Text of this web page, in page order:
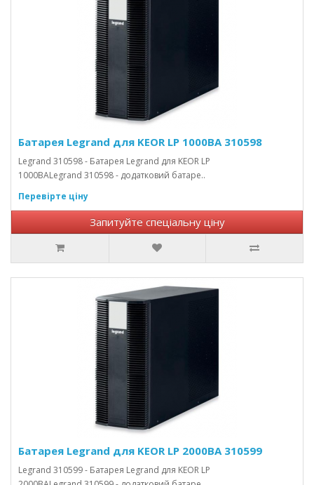
Батарея Legrand для KEOR LP 1000ВА 310598
Legrand 310598 - Батарея Legrand для KEOR LP
1000ВАLegrand 310598 - додатковий батаре..
Перевірте ціну
Запитуйте спеціальну ціну
Батарея Legrand для KEOR LP 2000ВА 310599
Legrand 310599 - Батарея Legrand для KEOR LP